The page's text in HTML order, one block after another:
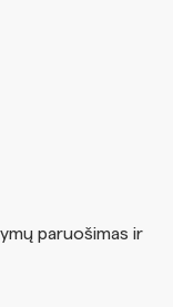
paruošimas ir